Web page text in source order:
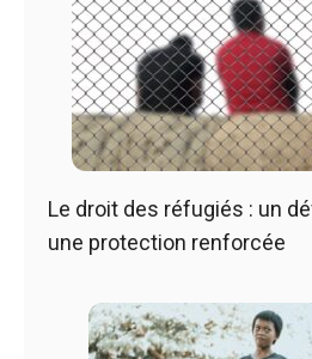
Le droit des réfugiés : un
une protection renforcée